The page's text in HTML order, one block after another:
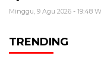
Minggu, 9 Agu 2026 - 19:48
TRENDING